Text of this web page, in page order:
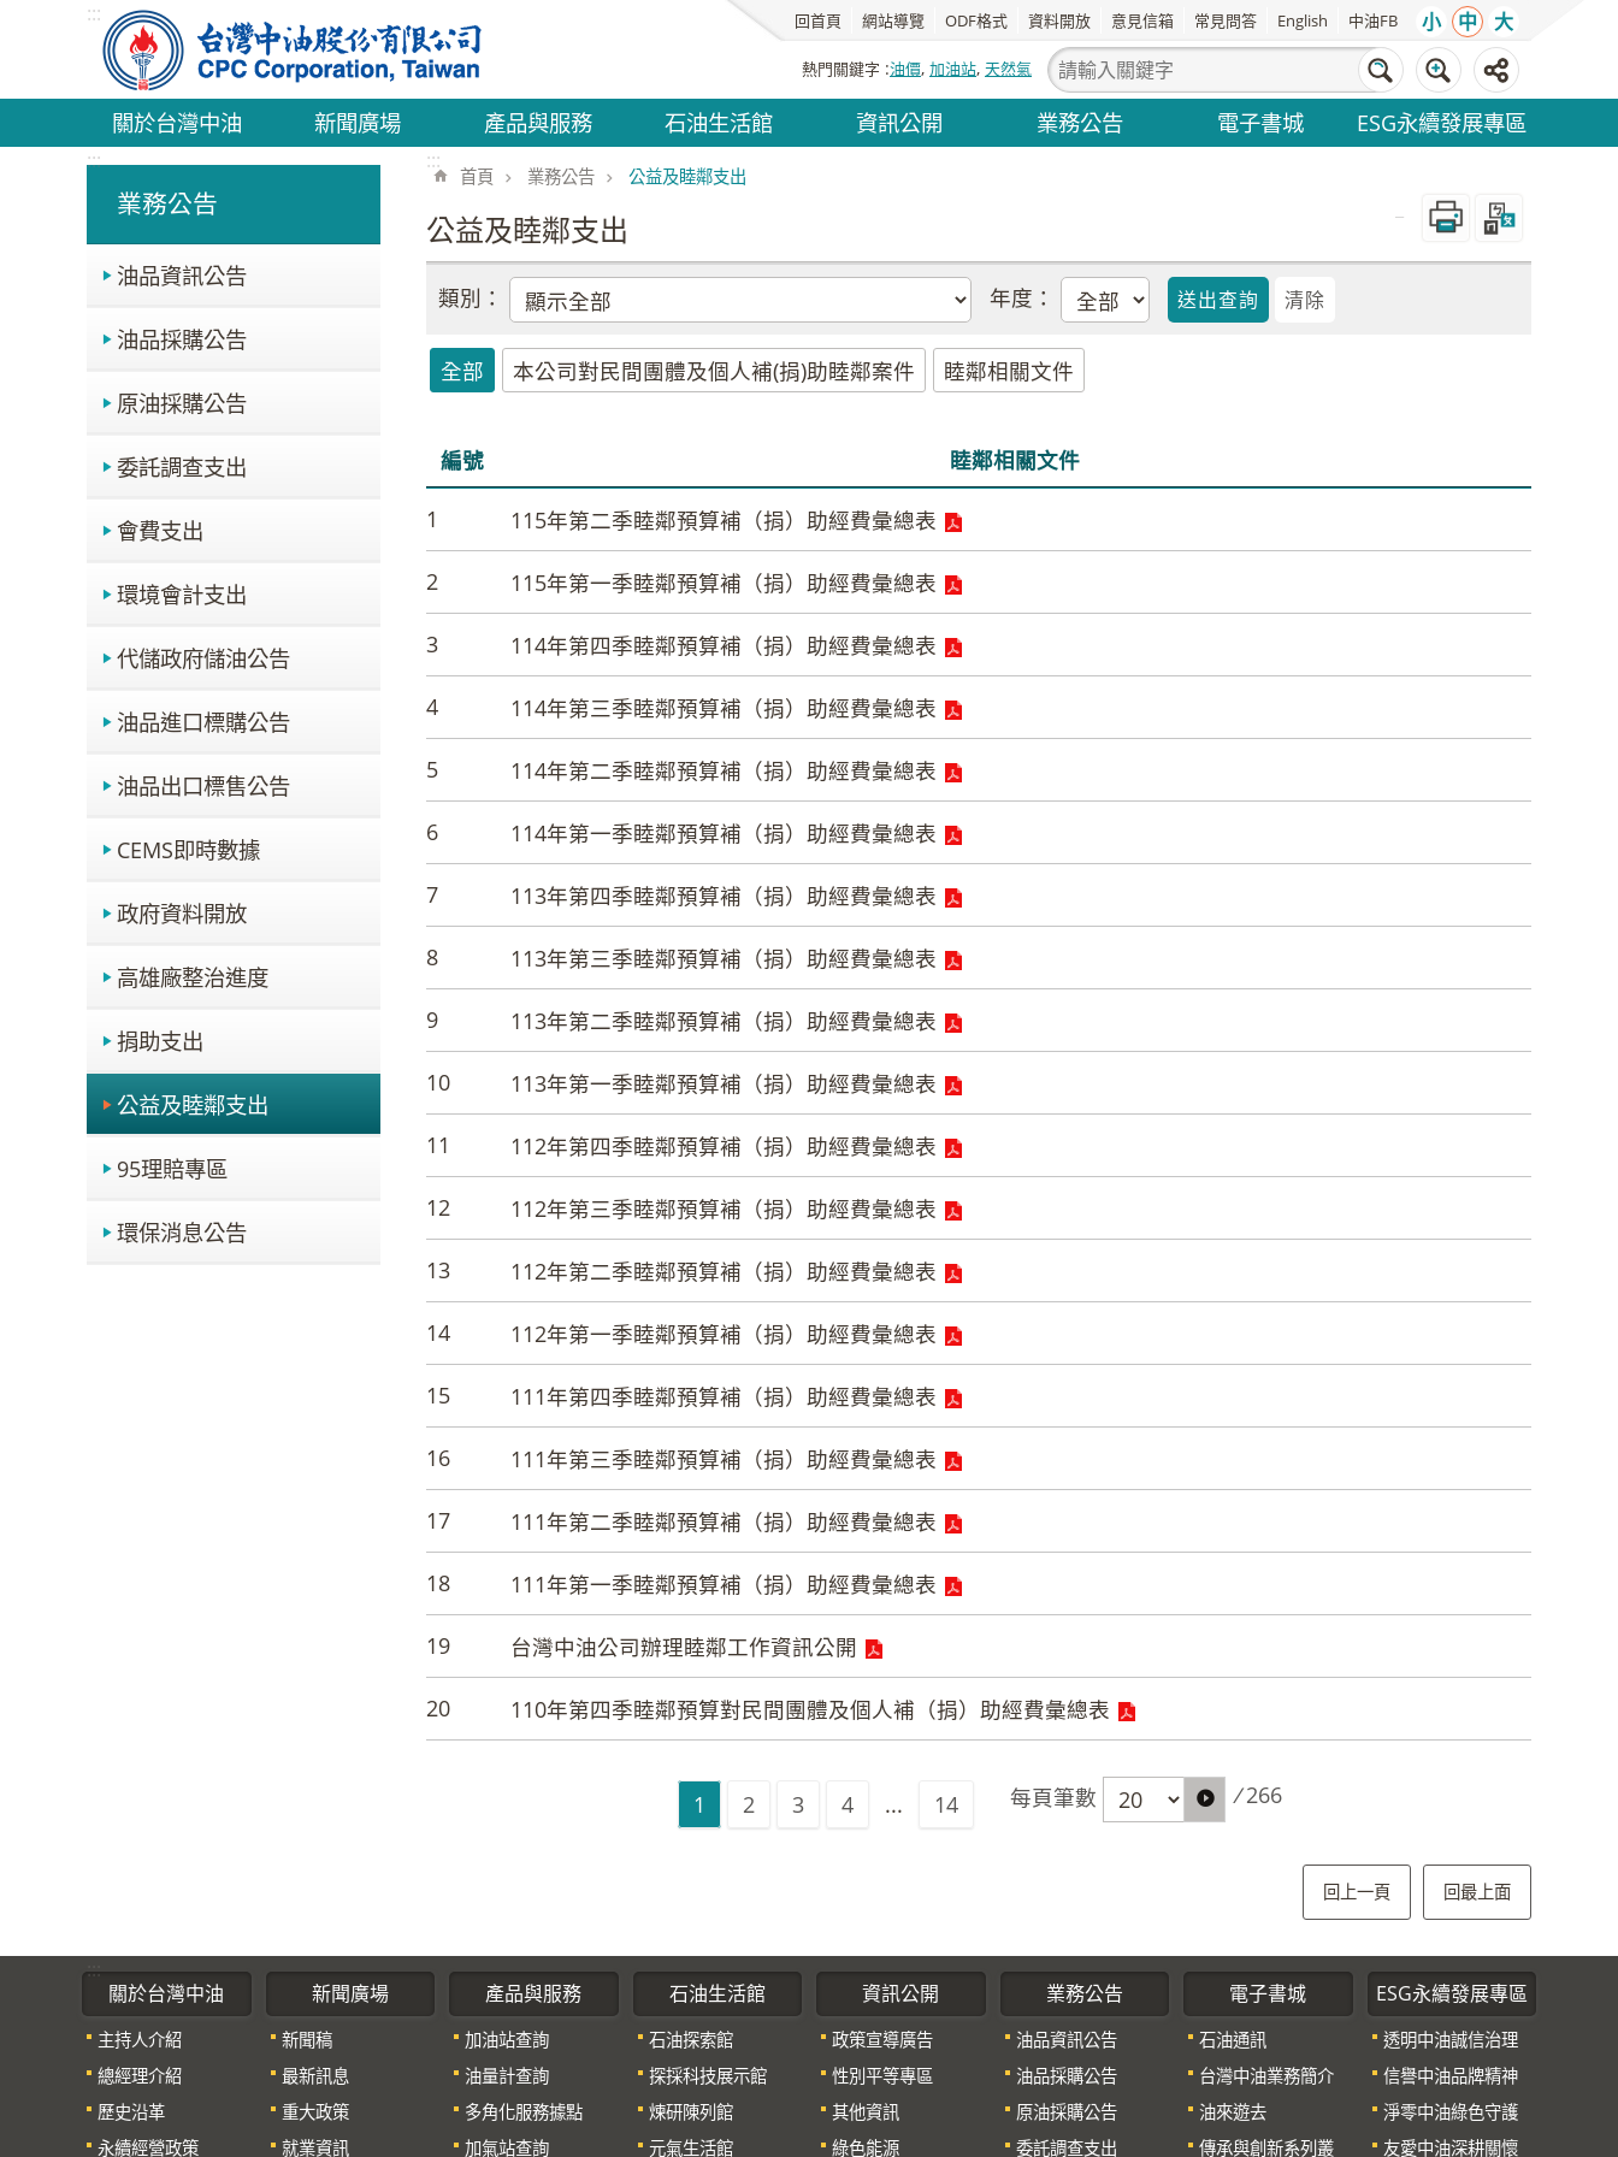
跳到主要內容區塊
::: 回首頁 網站導覽 ODF格式 資料開放 意見信箱 常見問答 English 中油FB 小 中 大
熱門關鍵字 油價 加油站 天然氣
關於台灣中油 新聞廣場 產品與服務 石油生活館 資訊公開 業務公告 電子書城 ESG永續發展專區
:::
業務公告
油品資訊公告
油品採購公告
原油採購公告
委託調查支出
會費支出
環境會計支出
代儲政府儲油公告
油品進口標購公告
油品出口標售公告
CEMS即時數據
政府資料開放
高雄廠整治進度
捐助支出
公益及睦鄰支出
95理賠專區
環保消息公告
:::
首頁 業務公告 公益及睦鄰支出
公益及睦鄰支出
年度：
全部 本公司對民間團體及個人補(捐)助睦鄰案件 睦鄰相關文件
編號 睦鄰相關文件
1 115年第二季睦鄰預算補（捐）助經費彙總表
2 115年第一季睦鄰預算補（捐）助經費彙總表
3 114年第四季睦鄰預算補（捐）助經費彙總表
4 114年第三季睦鄰預算補（捐）助經費彙總表
5 114年第二季睦鄰預算補（捐）助經費彙總表
6 114年第一季睦鄰預算補（捐）助經費彙總表
7 113年第四季睦鄰預算補（捐）助經費彙總表
8 113年第三季睦鄰預算補（捐）助經費彙總表
9 113年第二季睦鄰預算補（捐）助經費彙總表
10 113年第一季睦鄰預算補（捐）助經費彙總表
11 112年第四季睦鄰預算補（捐）助經費彙總表
12 112年第三季睦鄰預算補（捐）助經費彙總表
13 112年第二季睦鄰預算補（捐）助經費彙總表
14 112年第一季睦鄰預算補（捐）助經費彙總表
15 111年第四季睦鄰預算補（捐）助經費彙總表
16 111年第三季睦鄰預算補（捐）助經費彙總表
17 111年第二季睦鄰預算補（捐）助經費彙總表
18 111年第一季睦鄰預算補（捐）助經費彙總表
19 台灣中油公司辦理睦鄰工作資訊公開
20 110年第四季睦鄰預算對民間團體及個人補（捐）助經費彙總表
1 2 3 4 ... 14 每頁筆數 / 266
回上一頁 回最上面
:::
關於台灣中油
主持人介紹
總經理介紹
歷史沿革
永續經營政策
新聞廣場
新聞稿
最新訊息
重大政策
就業資訊
產品與服務
加油站查詢
油量計查詢
多角化服務據點
加氣站查詢
石油生活館
石油探索館
探採科技展示館
煉研陳列館
元氣生活館
資訊公開
政策宣導廣告
性別平等專區
其他資訊
綠色能源
業務公告
油品資訊公告
油品採購公告
原油採購公告
委託調查支出
電子書城
石油通訊
台灣中油業務簡介
油來遊去
傳承與創新系列叢
ESG永續發展專區
透明中油誠信治理
信譽中油品牌精神
淨零中油綠色守護
友愛中油深耕關懷